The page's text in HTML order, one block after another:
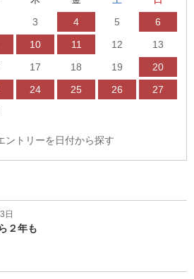
3 4 5
6
10 11 12
13
17 18 19
20
24 25 26
27
ントリーを日付から探す
日
２年も